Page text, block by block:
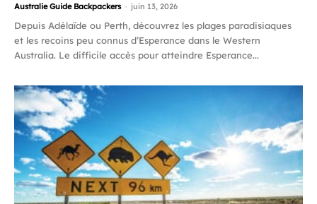
Australie Guide Backpackers - juin 13, 2026
Depuis Adélaïde ou Perth, découvrez les plages paradisiaques
et les recoins peu connus d’Esperance dans le Western
Australia. Le difficile accès pour atteindre Esperance...